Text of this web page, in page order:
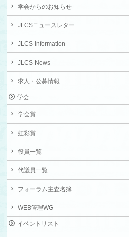
学会からのお知らせ
JLCSニュースレター
JLCS-Information
JLCS-News
求人・公募情報
学会
学会賞
虹彩賞
役員一覧
代議員一覧
フォーラム主査名簿
WEB管理WG
イベントリスト